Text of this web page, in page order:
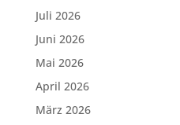
Juli 2026
Juni 2026
Mai 2026
April 2026
März 2026